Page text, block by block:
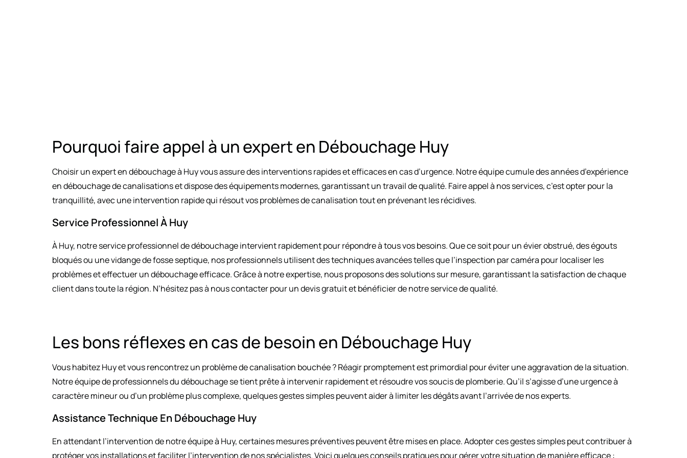
Pourquoi faire appel à un expert en Débouchage Huy
Choisir un expert en débouchage à Huy vous assure des interventions rapides et efficaces en cas d’urgence. Notre équipe cumule des années d’expérience
en débouchage de canalisations et dispose des équipements modernes, garantissant un travail de qualité. Faire appel à nos services, c’est opter pour la
tranquillité, avec une intervention rapide qui résout vos problèmes de canalisation tout en prévenant les récidives.
Service Professionnel À Huy
À Huy, notre service professionnel de débouchage intervient rapidement pour répondre à tous vos besoins. Que ce soit pour un évier obstrué, des égouts
bloqués ou une vidange de fosse septique, nos professionnels utilisent des techniques avancées telles que l’inspection par caméra pour localiser les
problèmes et effectuer un débouchage efficace. Grâce à notre expertise, nous proposons des solutions sur mesure, garantissant la satisfaction de chaque
client dans toute la région. N’hésitez pas à nous contacter pour un devis gratuit et bénéficier de notre service de qualité.
Les bons réflexes en cas de besoin en Débouchage Huy
Vous habitez Huy et vous rencontrez un problème de canalisation bouchée ? Réagir promptement est primordial pour éviter une aggravation de la situation.
Notre équipe de professionnels du débouchage se tient prête à intervenir rapidement et résoudre vos soucis de plomberie. Qu’il s’agisse d’une urgence à
caractère mineur ou d’un problème plus complexe, quelques gestes simples peuvent aider à limiter les dégâts avant l’arrivée de nos experts.
Assistance Technique En Débouchage Huy
En attendant l’intervention de notre équipe à Huy, certaines mesures préventives peuvent être mises en place. Adopter ces gestes simples peut contribuer à
protéger vos installations et faciliter l’intervention de nos spécialistes. Voici quelques conseils pratiques pour gérer votre situation de manière efficace :